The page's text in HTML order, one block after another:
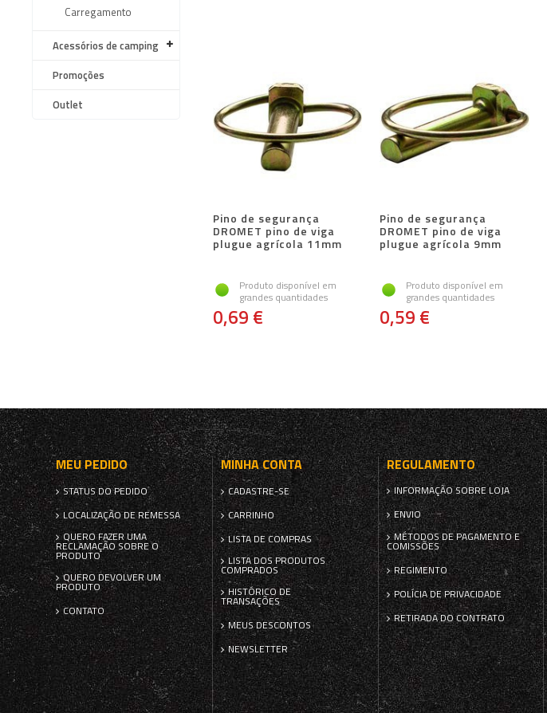
Carregamento
Acessórios de camping
Promoções
Outlet
Pino de segurança
DROMET pino de viga
plugue agrícola 11mm
Produto disponível em
grandes quantidades
0,69 €
Pino de segurança
DROMET pino de viga
plugue agrícola 9mm
Produto disponível em
grandes quantidades
0,59 €
MEU PEDIDO
STATUS DO PEDIDO
LOCALIZAÇÃO DE REMESSA
QUERO FAZER UMA
RECLAMAÇÃO SOBRE O
PRODUTO
QUERO DEVOLVER UM
PRODUTO
CONTATO
MINHA CONTA
CADASTRE-SE
CARRINHO
LISTA DE COMPRAS
LISTA DOS PRODUTOS
COMPRADOS
HISTÓRICO DE
TRANSAÇÕES
MEUS DESCONTOS
NEWSLETTER
REGULAMENTO
INFORMAÇÃO SOBRE LOJA
ENVIO
MÉTODOS DE PAGAMENTO E
COMISSÕES
REGIMENTO
POLÍCIA DE PRIVACIDADE
RETIRADA DO CONTRATO